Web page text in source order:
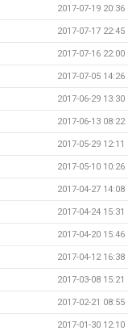
2017-07-19 20:36
2017-07-17 22:45
2017-07-16 22:00
2017-07-05 14:26
2017-06-29 13:30
2017-06-13 08:22
2017-05-29 12:11
2017-05-10 10:26
2017-04-27 14:08
2017-04-24 15:31
2017-04-20 15:46
2017-04-12 16:38
2017-03-08 15:21
2017-02-21 08:55
2017-01-30 12:10